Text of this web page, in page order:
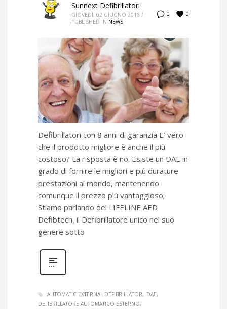
0 0
Sunnext Defibrillatori
GIOVEDÌ, 02 GIUGNO 2016 /
PUBLISHED IN NEWS
Defibrillatori con 8 anni di garanzia E’ vero
che il prodotto migliore è anche il più
costoso? La risposta è no. Esiste un DAE in
grado di fornire le migliori e più durature
prestazioni al mondo, mantenendo
comunque il prezzo più vantaggioso;
Stiamo parlando del LIFELINE AED
Defibtech, il Defibrillatore unico nel suo
genere sotto
AUTOMATIC EXTERNAL DEFIBRILLATOR
DAE
DEFIBRILLATORE AUTOMATICO ESTERNO